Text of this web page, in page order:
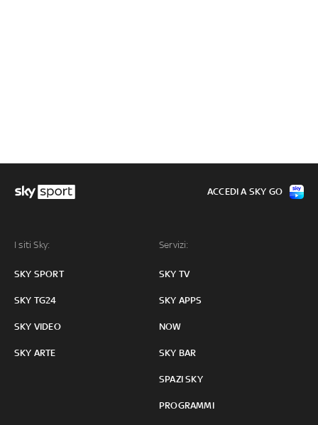
I siti Sky:
SKY SPORT
SKY TG24
SKY VIDEO
SKY ARTE
Servizi:
SKY TV
SKY APPS
NOW
SKY BAR
SPAZI SKY
PROGRAMMI
ACCEDI A SKY GO